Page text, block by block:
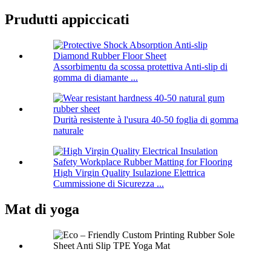
Prudutti appiccicati
Assorbimentu da scossa protettiva Anti-slip di
gomma di diamante ...
Durità resistente à l'usura 40-50 foglia di gomma
naturale
High Virgin Quality Isulazione Elettrica
Cummissione di Sicurezza ...
Mat di yoga